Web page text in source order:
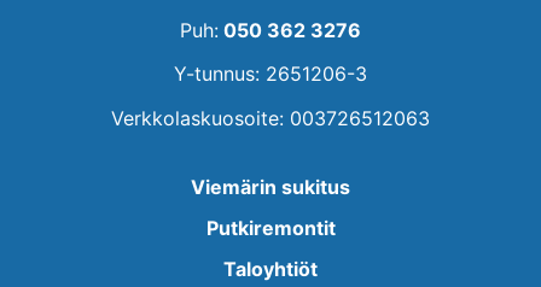
Puh: 050 362 3276
Y-tunnus: 2651206-3
Verkkolaskuosoite: 003726512063
Viemärin sukitus
Putkiremontit
Taloyhtiöt